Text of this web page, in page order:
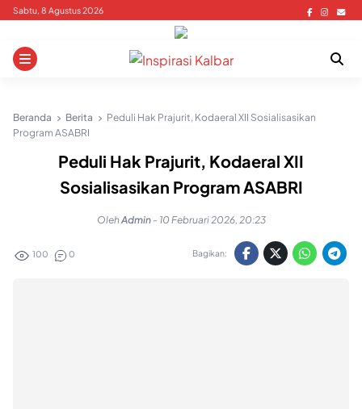
Skip
content
Sabtu, 8 Agustus 2026
Beranda Berita
Peduli Hak Prajurit, Kodaeral XII Sosialisasikan
Program ASABRI
Peduli Hak Prajurit, Kodaeral XII
Sosialisasikan Program ASABRI
OlehAdmin - 10 Februari 2026, 20:23
100 0 Bagikan: